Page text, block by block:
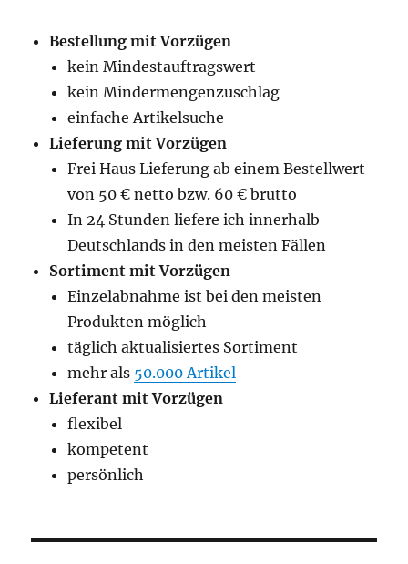
Bestellung mit Vorzügen
kein Mindestauftragswert
kein Mindermengenzuschlag
einfache Artikelsuche
Lieferung mit Vorzügen
Frei Haus Lieferung ab einem Bestellwert
von 50 € netto bzw. 60 € brutto
In 24 Stunden liefere ich innerhalb
Deutschlands in den meisten Fällen
Sortiment mit Vorzügen
Einzelabnahme ist bei den meisten
Produkten möglich
täglich aktualisiertes Sortiment
mehr als 50.000 Artikel
Lieferant mit Vorzügen
flexibel
kompetent
persönlich